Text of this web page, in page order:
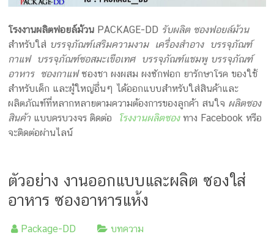
โรงงานผลิตฟอยล์ม้วน PACKAGE-DD รับผลิต ซองฟอยล์ม้วน
สำหรับใส่ บรรจุภัณฑ์เสริมความงาม เครื่องสำอาง บรรจุภัณฑ์
กาแฟ บรรจุภัณฑ์ซอสมะเขือเทศ บรรจุภัณฑ์แชมพู บรรจุภัณฑ์
อาหาร ซองกาแฟซองชา ผงผสม ผงซักฟอก ยารักษาโรค ของใช้
สำหรับเด็ก และผู้ใหญ่อื่นๆ ได้ออกแบบสำหรับใส่สินค้าและ
ผลิตภัณฑ์ที่หลากหลายตามความต้องการของลูกค้า สนใจ ผลิตซอง
สินค้า แบบครบวงจร ติดต่อ โรงงานผลิตซอง ทาง Facebook หรือ
จะติดต่อผ่านไลน์
ตัวอย่าง งานออกแบบและผลิต ซองใส่
อาหาร ซองอาหารแห้ง
Package-DD บทความ